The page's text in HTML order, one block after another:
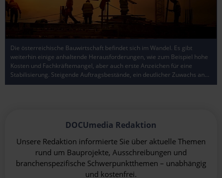
Die österreichische Bauwirtschaft befindet sich im Wandel. Es gibt
weiterhin einige anhaltende Herausforderungen, wie zum Beispiel hohe
Kosten und Fachkräftemangel, aber auch erste Anzeichen für eine
Stabilisierung. Steigende Auftragsbestände, ein deutlicher Zuwachs an…
DOCUmedia Redaktion
Unsere Redaktion informierte Sie über aktuelle Themen
rund um Bauprojekte, Ausschreibungen und
branchenspezifische Schwerpunktthemen – unabhängig
und kostenfrei.